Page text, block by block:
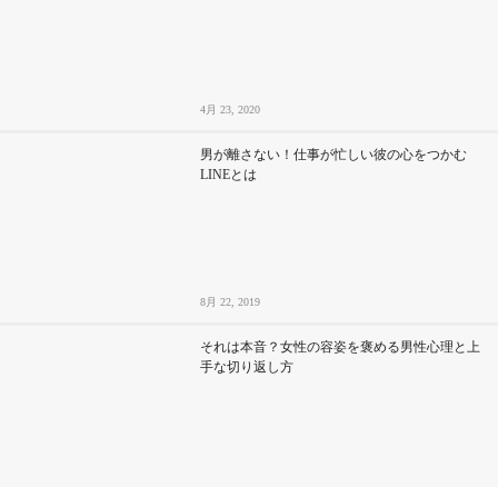
4月 23, 2020
男が離さない！仕事が忙しい彼の心をつかむ
LINEとは
8月 22, 2019
それは本音？女性の容姿を褒める男性心理と上
手な切り返し方